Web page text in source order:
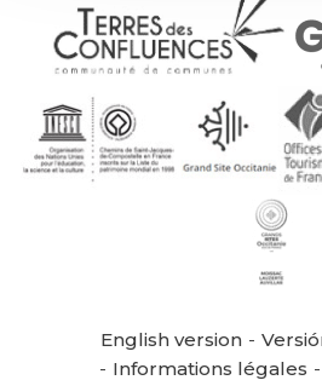
English version
Informations légales